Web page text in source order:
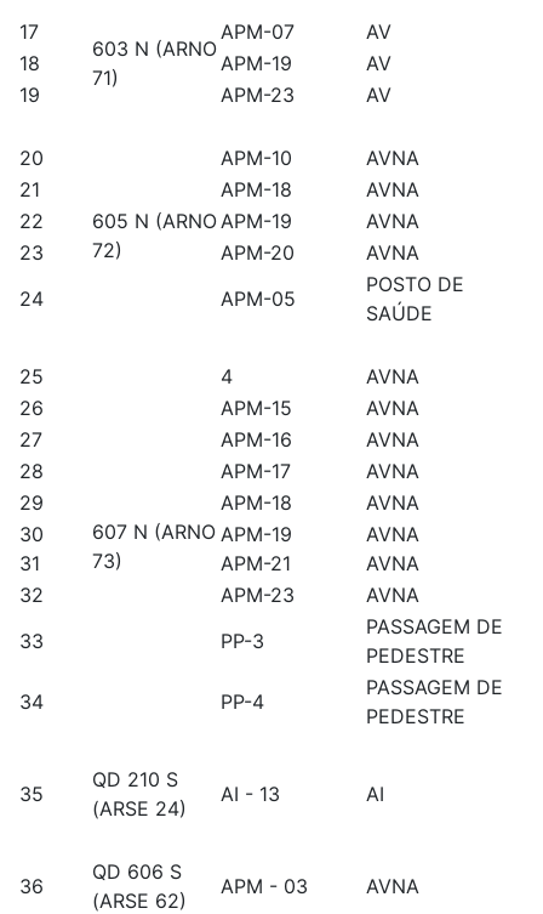
17
603 N (ARNO
71)
APM-07
AV
18
APM-19
AV
19
APM-23 AV
20
605 N (ARNO
72)
APM-10
AVNA
21
APM-18
AVNA
22
APM-19
AVNA
23
APM-20
AVNA
24
APM-05
POSTO DE
SAÚDE
25
607 N (ARNO
73)
4
AVNA
26
APM-15
AVNA
27
APM-16
AVNA
28
APM-17
AVNA
29
APM-18
AVNA
30
31
APM-19
APM-21
AVNA
AVNA
32
APM-23
AVNA
33
PP-3
PASSAGEM DE
PEDESTRE
34
PP-4
PASSAGEM DE
PEDESTRE
35
QD 210 S
(ARSE 24)
AI - 13 AI
36
QD 606 S
(ARSE 62)
APM - 03 AVNA